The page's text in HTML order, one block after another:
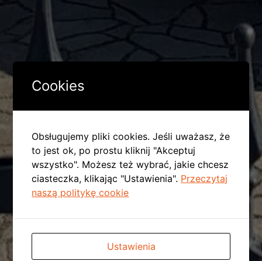
Cookies
Obsługujemy pliki cookies. Jeśli uważasz, że
to jest ok, po prostu kliknij "Akceptuj
wszystko". Możesz też wybrać, jakie chcesz
ciasteczka, klikając "Ustawienia". Przeczytaj
naszą politykę cookie
Ustawienia